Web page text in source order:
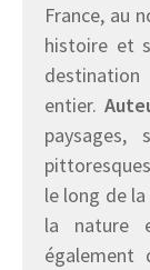
France, au
histoire et
entier.
le long de
la nature
également